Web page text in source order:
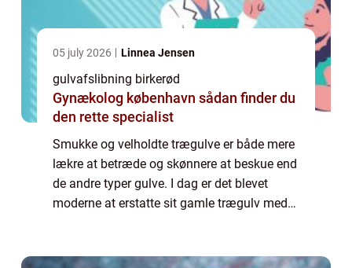
05 july 2026 Linnea Jensen
gulvafslibning birkerød
Gynækolog københavn sådan finder du
den rette specialist
Smukke og velholdte trægulve er både mere
lækre at betræde og skønnere at beskue end
de andre typer gulve. I dag er det blevet
moderne at erstatte sit gamle trægulv med